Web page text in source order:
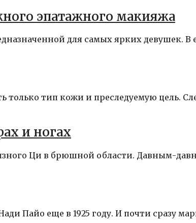
эпатажного макияжа
для самых ярких девушек. В
только тип кожи и преследуемую цель.
и ногах
Ци в брюшной области. Давным-
Пайо еще в 1925 году. И почти сразу